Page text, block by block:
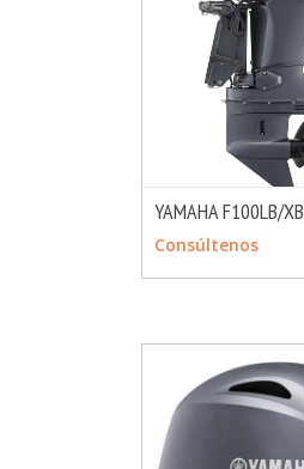
CONSULTAR
YAMAHA F100LB/XB
Consúltenos